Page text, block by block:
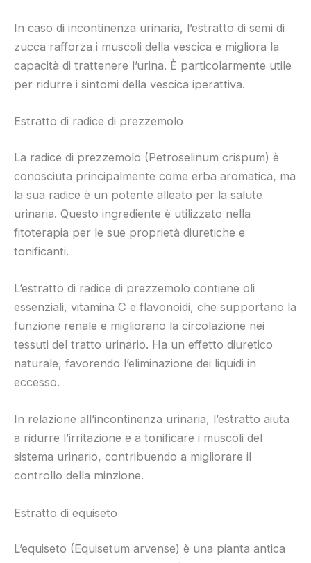
In caso di incontinenza urinaria, l’estratto di semi di
zucca rafforza i muscoli della vescica e migliora la
capacità di trattenere l’urina. È particolarmente utile
per ridurre i sintomi della vescica iperattiva.
Estratto di radice di prezzemolo
La radice di prezzemolo (Petroselinum crispum) è
conosciuta principalmente come erba aromatica, ma
la sua radice è un potente alleato per la salute
urinaria. Questo ingrediente è utilizzato nella
fitoterapia per le sue proprietà diuretiche e
tonificanti.
L’estratto di radice di prezzemolo contiene oli
essenziali, vitamina C e flavonoidi, che supportano la
funzione renale e migliorano la circolazione nei
tessuti del tratto urinario. Ha un effetto diuretico
naturale, favorendo l’eliminazione dei liquidi in
eccesso.
In relazione all’incontinenza urinaria, l’estratto aiuta
a ridurre l’irritazione e a tonificare i muscoli del
sistema urinario, contribuendo a migliorare il
controllo della minzione.
Estratto di equiseto
L’equiseto (Equisetum arvense) è una pianta antica